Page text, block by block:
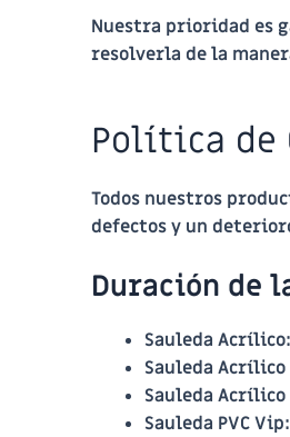
Nuestra prioridad es
resolverla de la
Política de
Todos nuestros
defectos y un
Duración de
Sauleda Acrílico
Sauleda Acrílico
Sauleda
Sauleda PVC Vip